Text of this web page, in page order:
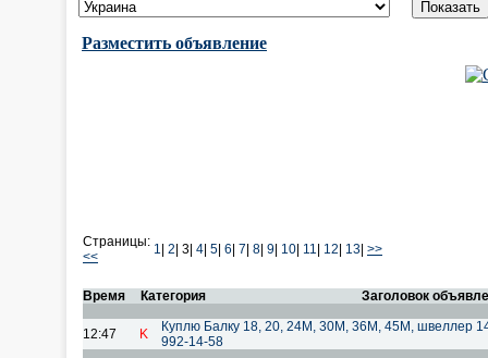
Разместить объявление
Страницы:
<<
1 2 3| 4 5 6 7 8 9 10 11 12 13 >>
Время Категория Заголовок
12:47 K
Куплю Балку 18, 20, 24М, 30М, 36М, 45М, швеллер
992-14-58